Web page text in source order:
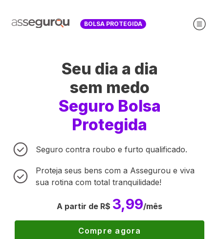
BOLSA PROTEGIDA
Seu dia a dia
sem medo
Seguro Bolsa
Protegida
Seguro contra roubo e furto qualificado.
Proteja seus bens com a Assegurou e viva
sua rotina com total tranquilidade!
A partir de R$ 3,99/mês
Compre agora